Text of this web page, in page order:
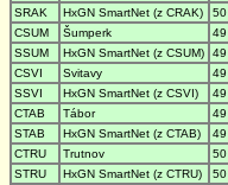
SRAK
HxGN SmartNet (z CRAK) 50
CSUM
Šumperk 49
SSUM
HxGN SmartNet (z CSUM) 49
CSVI
Svitavy 49
SSVI
HxGN SmartNet (z CSVI) 49
CTAB
Tábor 49
STAB
HxGN SmartNet (z CTAB) 49
CTRU
Trutnov 50
STRU
HxGN SmartNet (z CTRU) 50